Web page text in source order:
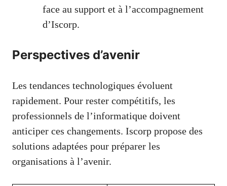
face au support et à l’accompagnement
d’Iscorp.
Perspectives d’avenir
Les tendances technologiques évoluent
rapidement. Pour rester compétitifs, les
professionnels de l’informatique doivent
anticiper ces changements. Iscorp propose des
solutions adaptées pour préparer les
organisations à l’avenir.